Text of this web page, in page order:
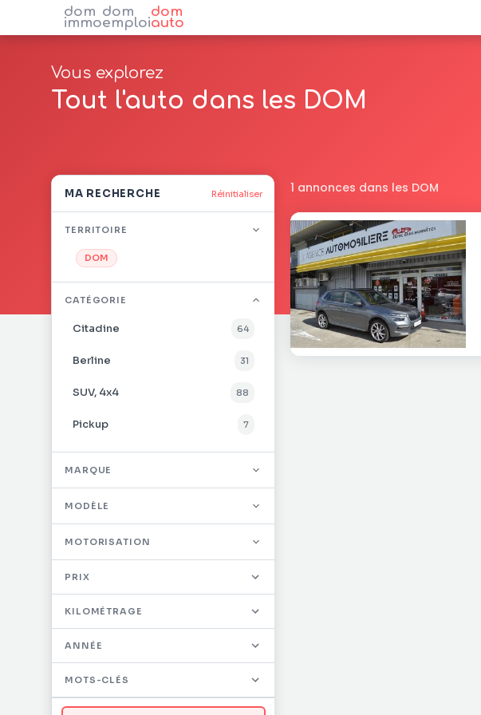
dom
immo
dom
emploi
dom
auto
Vous explorez
Tout l'auto dans les DOM
MA RECHERCHE Réinitialiser
TERRITOIRE
DOM
CATÉGORIE
Citadine 64
Berline 31
SUV, 4x4 88
Pickup 7
Utilitaire
MARQUE
MODÈLE
MOTORISATION
PRIX
KILOMÉTRAGE
ANNÉE
MOTS-CLÉS
1 annonces dans les DOM